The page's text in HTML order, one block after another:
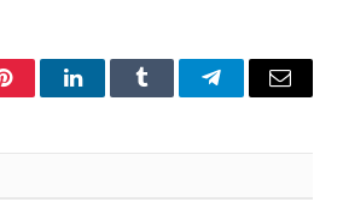
PinterestLinkedInTumblr TelegramEmail